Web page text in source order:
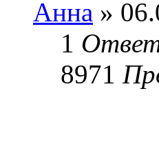
Анна »
1
8971